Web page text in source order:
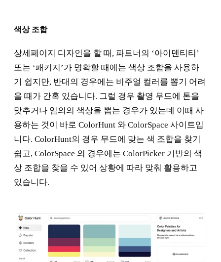
색상 조합
상세페이지 디자인을 할 때, 파트너의 ‘아이덴티티’
또는 ‘패키지’가 명확할 때에는 색상 조합을 사용하
기 쉽지만, 반대의 경우에는 비주얼 컬러를 뽑기 어려
울 때가 간혹 있습니다. 그럴 경우 촬영 무드에 톤을
맞추거나 임의의 색상을 뽑는 경우가 있는데 이때 사
용하는 것이 바로 ColorHunt 와 ColorSpace 사이트입
니다. ColorHunt의 경우 무드에 맞는 색 조합을 찾기
쉽고, ColorSpace 의 경우에는 ColorPicker 기반의 색
상 조합을 찾을 수 있어 상황에 따라 맞춰 활용하고
있습니다.